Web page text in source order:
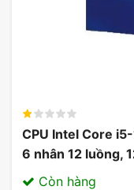
CPU Intel Core
6 nhân 12 luồng,
hãng 03/2025
Còn hàng